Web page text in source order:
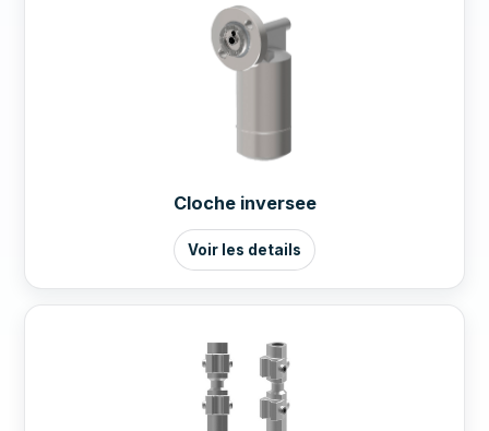
Cloche inversee
Voir les details